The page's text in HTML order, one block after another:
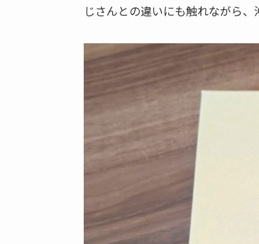
じさんとの違いにも触れながら、